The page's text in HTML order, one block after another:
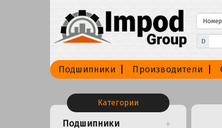
D
Подшипники Производители
Категории
Подшипники